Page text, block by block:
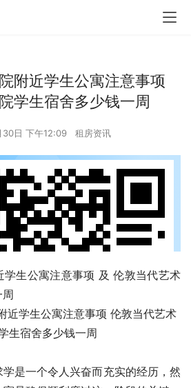
附近学生公寓注意事项
学生宿舍多少钱一周
30日 下午12:09 租房资讯
学生公寓注意事项 及 伦敦当代艺术
是一个令人兴奋而充实的经历，然